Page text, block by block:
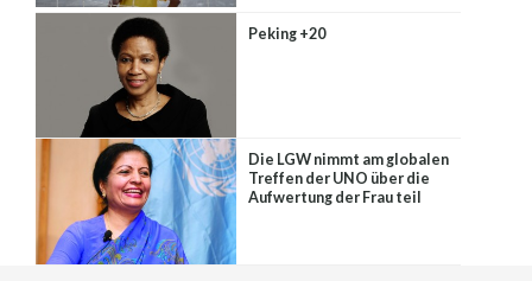
Peking +20
Die LGW nimmt am globalen
Treffen der UNO über die
Aufwertung der Frau teil